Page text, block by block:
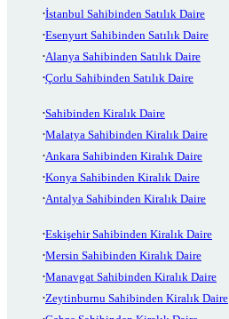
İstanbul Sahibinden Satılık Daire
Esenyurt Sahibinden Satılık Daire
Alanya Sahibinden Satılık Daire
Çorlu Sahibinden Satılık Daire
Sahibinden Kiralık Daire
Malatya Sahibinden Kiralık Daire
Ankara Sahibinden Kiralık Daire
Konya Sahibinden Kiralık Daire
Antalya Sahibinden Kiralık Daire
Eskişehir Sahibinden Kiralık Daire
Mersin Sahibinden Kiralık Daire
Manavgat Sahibinden Kiralık Daire
Zeytinburnu Sahibinden Kiralık Daire